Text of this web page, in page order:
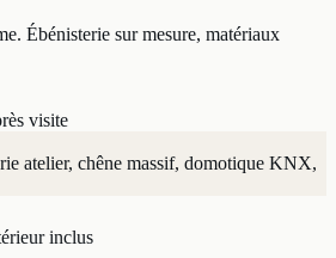
Ébénisterie sur mesure, matériaux
visite
atelier, chêne massif, domotique KNX,
inclus